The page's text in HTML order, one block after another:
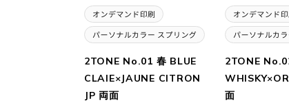
2TONE No.01 春 BLUE
CLAIE×JAUNE CITRON
JP 両面
2TONE
面